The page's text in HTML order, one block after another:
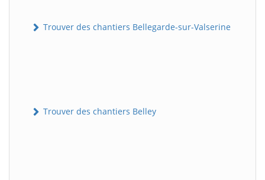
Trouver des chantiers Bellegarde-sur-Valserine
Trouver des chantiers Belley